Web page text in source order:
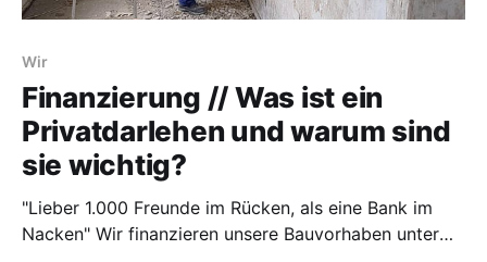
Wir
Finanzierung // Was ist ein
Privatdarlehen und warum sind
sie wichtig?
"Lieber 1.000 Freunde im Rücken, als eine Bank im
Nacken" Wir finanzieren unsere Bauvorhaben unter